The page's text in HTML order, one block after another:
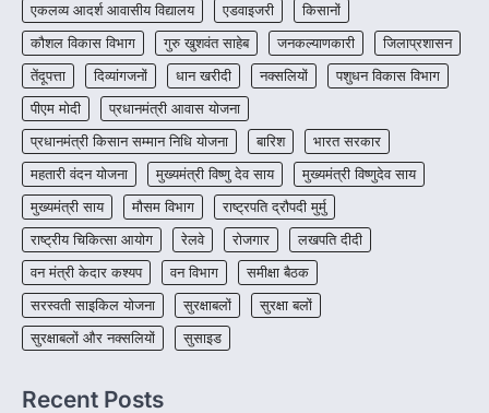
एकलव्य आदर्श आवासीय विद्यालय एडवाइजरी
किसानों
कौशल विकास विभाग
गुरु खुशवंत साहेब जनकल्याणकारी
जिलाप्रशासन
तेंदूपत्ता
दिव्यांगजनों धान खरीदी नक्सलियों
पशुधन विकास विभाग
पीएम मोदी
प्रधानमंत्री आवास योजना
प्रधानमंत्री किसान सम्मान निधि योजना
बारिश
भारत सरकार
महतारी वंदन योजना
मुख्यमंत्री विष्णु देव साय
मुख्यमंत्री विष्णुदेव साय
मुख्यमंत्री साय
मौसम विभाग
राष्ट्रपति द्रौपदी मुर्मु
राष्ट्रीय चिकित्सा आयोग
रेलवे रोजगार
लखपति दीदी
वन मंत्री केदार कश्यप
वन विभाग
समीक्षा बैठक
सरस्वती साइकिल योजना
सुरक्षाबलों
सुरक्षा बलों
सुरक्षाबलों और नक्सलियों
सुसाइड
Recent Posts